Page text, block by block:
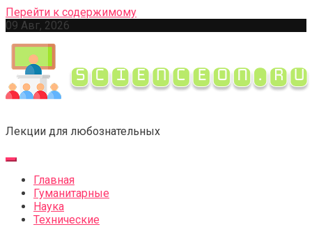
Перейти к содержимому
09 Авг, 2026
Лекции для любознательных
Главная
Гуманитарные
Наука
Технические